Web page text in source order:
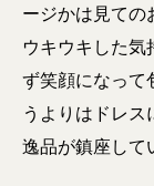
ージかは見ての
ウキウキした気
ず笑顔になって
うよりはドレス
逸品が鎮座して